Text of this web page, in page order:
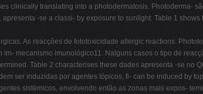
clinically translating into a photodermatosis. Photoderma-
-se a classi- by exposure to sunlight. Table 1 shows
As reacções de fototoxicidade allergic reactions.
mecanismo imunológico11. Nalguns casos o tipo de
Table 2 characterises these dades apresenta -se no
ser induzidas por agentes tópicos, fi- can be induced by
sistémicos, envolvendo então as zonas mais expos-